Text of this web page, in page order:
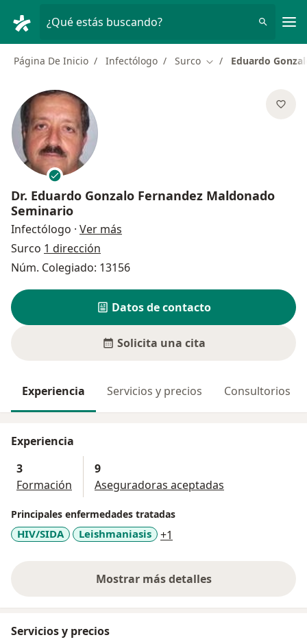
¿Qué estás buscando?
Página De Inicio Infectólogo Surco Cambiar de ciudad
Eduardo
Dr. Eduardo Gonzalo Fernandez Maldonado
Seminario
Infectólogo · Ver más
Surco 1 dirección
Núm. Colegiado: 13156
Datos de contacto
Solicita una cita
Experiencia Servicios y precios Consultorios
Experiencia
3
Formación
9
Aseguradoras aceptadas
Principales enfermedades tratadas
HIV/SIDA Leishmaniasis +1
Mostrar más detalles
sobre la experiencia
Servicios y precios